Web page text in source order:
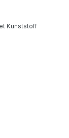
Kunststoff